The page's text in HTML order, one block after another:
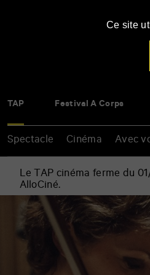
TAP Festival À Corps
Spectacle Cinéma Avec
Le TAP cinéma ferme du
AlloCiné.
Renseigner
Ce site